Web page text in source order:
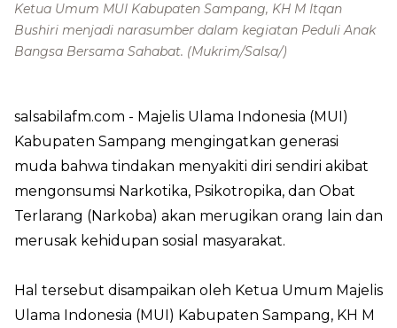
Ketua Umum MUI Kabupaten Sampang, KH M Itqan
Bushiri menjadi narasumber dalam kegiatan Peduli Anak
Bangsa Bersama Sahabat. (Mukrim/Salsa/)
salsabilafm.com - Majelis Ulama Indonesia (MUI)
Kabupaten Sampang mengingatkan generasi
muda bahwa tindakan menyakiti diri sendiri akibat
mengonsumsi Narkotika, Psikotropika, dan Obat
Terlarang (Narkoba) akan merugikan orang lain dan
merusak kehidupan sosial masyarakat.
Hal tersebut disampaikan oleh Ketua Umum Majelis
Ulama Indonesia (MUI) Kabupaten Sampang, KH M